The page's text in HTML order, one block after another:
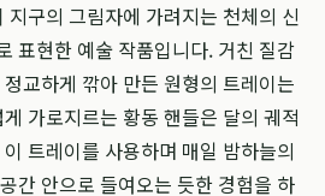
구의 그림자에 가려지는 천체의 신
표현한 예술 작품입니다. 거친 질감
교하게 깎아 만든 원형의 트레이는
가로지르는 황동 핸들은 달의 궤적
트레이를 사용하며 매일 밤하늘의
간 안으로 들여오는 듯한 경험을 하